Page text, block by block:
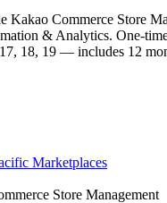
Kakao Commerce Store
& Analytics. One-
18, 19 — includes 12
Marketplaces
Store Management